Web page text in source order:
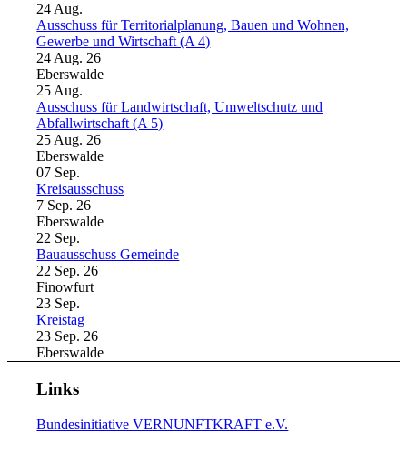
24 Aug.
Ausschuss für Territorialplanung, Bauen und Wohnen,
Gewerbe und Wirtschaft (A 4)
24 Aug. 26
Eberswalde
25 Aug.
Ausschuss für Landwirtschaft, Umweltschutz und
Abfallwirtschaft (A 5)
25 Aug. 26
Eberswalde
07 Sep.
Kreisausschuss
7 Sep. 26
Eberswalde
22 Sep.
Bauausschuss Gemeinde
22 Sep. 26
Finowfurt
23 Sep.
Kreistag
23 Sep. 26
Eberswalde
Links
Bundesinitiative VERNUNFTKRAFT e.V.